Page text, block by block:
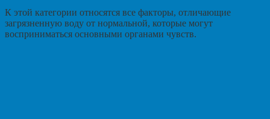
К этой категории относятся все факторы, отличающие
загрязненную воду от нормальной, которые могут
восприниматься основными органами чувств.